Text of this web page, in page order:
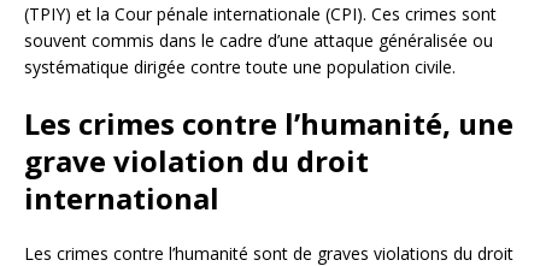
(TPIY) et la Cour pénale internationale (CPI). Ces crimes sont
souvent commis dans le cadre d’une attaque généralisée ou
systématique dirigée contre toute une population civile.
Les crimes contre l’humanité, une
grave violation du droit
international
Les crimes contre l’humanité sont de graves violations du droit